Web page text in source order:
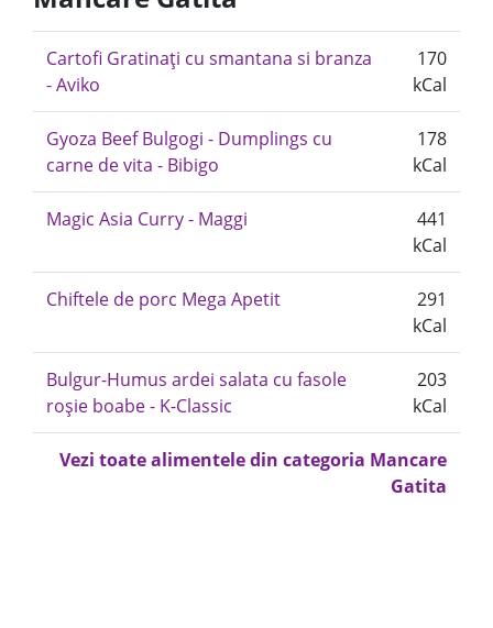
Cartofi Gratinați cu smantana si branza
- Aviko
170
kCal
Gyoza Beef Bulgogi - Dumplings cu
carne de vita - Bibigo
178
kCal
Magic Asia Curry - Maggi
441
kCal
Chiftele de porc Mega Apetit
291
kCal
Bulgur-Humus ardei salata cu fasole
roșie boabe - K-Classic
203
kCal
Vezi toate alimentele din categoria Mancare
Gatita